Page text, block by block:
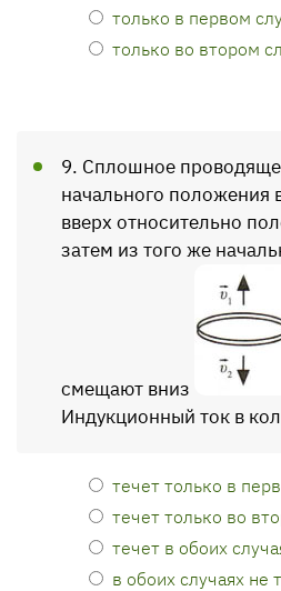
только в первом
только во втором
9. Сплошное
начального положения
вверх относительно
затем из того же
смещают вниз
Индукционный ток в
течет только в
течет только во
течет в обоих
в обоих случаях не